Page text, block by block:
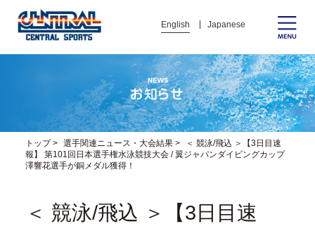
English Japanese
トップ> 選手関連ニュース・大会結果>
＜ 競泳/飛込 ＞【3日目速
報】 第101回日本選手権水泳競技大会 / 翼ジャパンダイビングカップ
澤響花選手が銅メダル獲得！
＜ 競泳/飛込 ＞【3日目速